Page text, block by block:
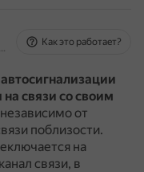
На основе источников, возможны неточности
Как это работает?
связи со своим
от
поблизости.
на
связи, в